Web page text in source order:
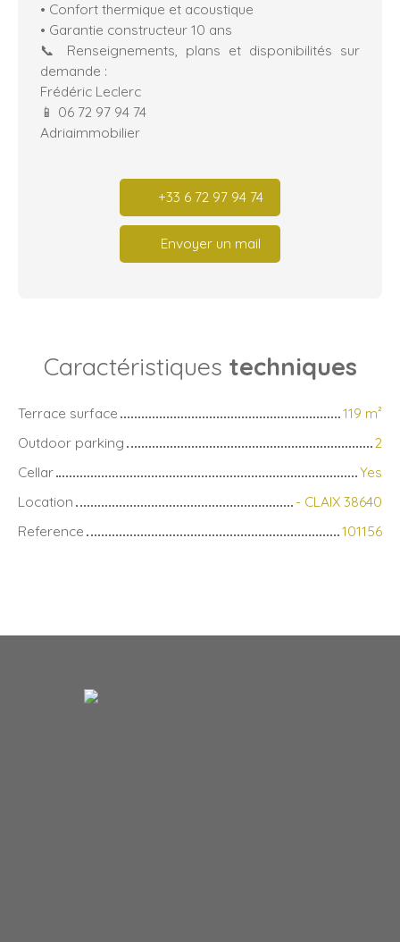
• Confort thermique et acoustique
• Garantie constructeur 10 ans
📞 Renseignements, plans et disponibilités sur
demande :
Frédéric Leclerc
📱 06 72 97 94 74
Adriaimmobilier
+33 6 72 97 94 74
Envoyer un mail
Caractéristiques techniques
Terrace surface 119 m²
Outdoor parking
2
Cellar
Yes
Location
- CLAIX 38640
Reference
101156